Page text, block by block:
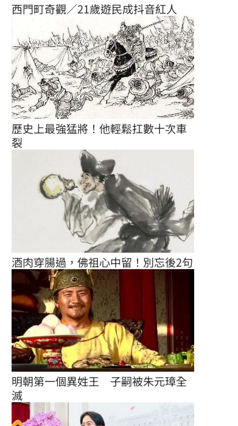
西門町奇觀／21歲遊民成抖音紅人
歷史上最強猛將！他輕鬆扛數十次車
裂
酒肉穿腸過，佛祖心中留！別忘後2句
明朝第一個異姓王　子嗣被朱元璋全
滅